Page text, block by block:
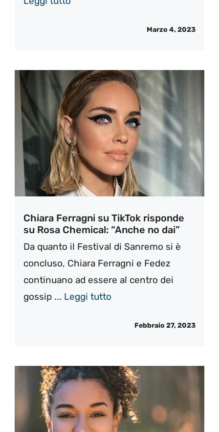
Marzo 4, 2023
Chiara Ferragni su TikTok risponde
su Rosa Chemical: “Anche no dai”
Da quanto il Festival di Sanremo si è
concluso, Chiara Ferragni e Fedez
continuano ad essere al centro dei
gossip ... Leggi tutto
Febbraio 27, 2023